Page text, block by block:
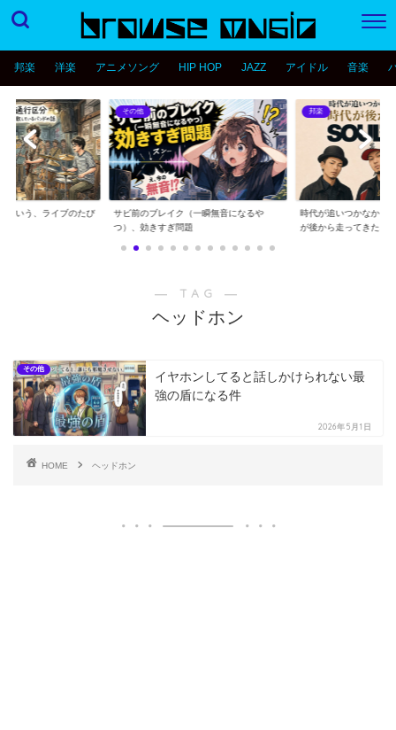
邦楽 洋楽 アニメソング HIP HOP JAZZ アイドル 音楽
という、ライブのたび
その他
サビ前のブレイク（一瞬無音になるや
つ）、効きすぎ問題
邦楽
時代が追いつかなかっ
が後から走ってきた...
― TAG ―
ヘッドホン
その他
イヤホンしてると話しかけられない最
強の盾になる件
2026年5月1日
HOME ヘッドホン